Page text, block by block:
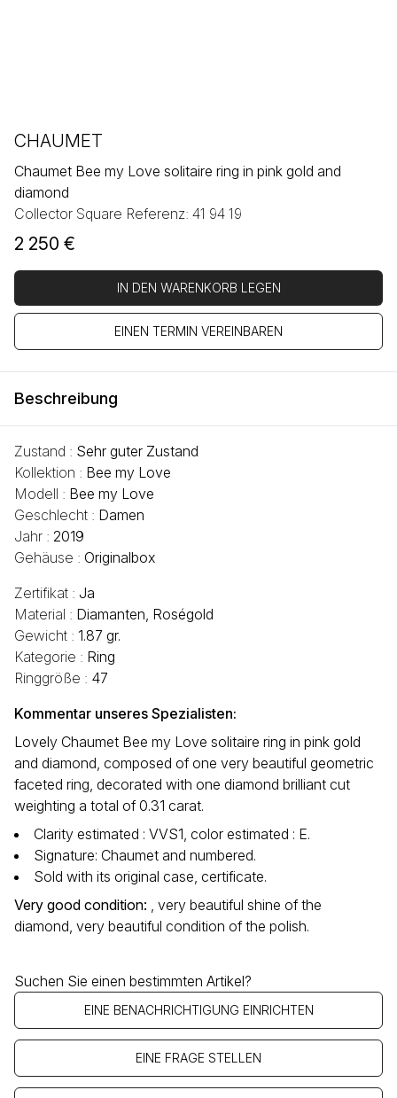
CHAUMET
Chaumet Bee my Love solitaire ring in pink gold and
diamond
Collector Square Referenz: 41 94 19
2 250 €
IN DEN WARENKORB LEGEN
EINEN TERMIN VEREINBAREN
Beschreibung
Zustand : Sehr guter Zustand
Kollektion : Bee my Love
Modell : Bee my Love
Geschlecht : Damen
Jahr : 2019
Gehäuse : Originalbox
Zertifikat : Ja
Material : Diamanten, Roségold
Gewicht : 1.87 gr.
Kategorie : Ring
Ringgröße : 47
Kommentar unseres Spezialisten:
Lovely Chaumet Bee my Love solitaire ring in pink gold
and diamond, composed of one very beautiful geometric
faceted ring, decorated with one diamond brilliant cut
weighting a total of 0.31 carat.
Clarity estimated : VVS1, color estimated : E.
Signature: Chaumet and numbered.
Sold with its original case, certificate.
Very good condition: , very beautiful shine of the
diamond, very beautiful condition of the polish.
Suchen Sie einen bestimmten Artikel?
EINE BENACHRICHTIGUNG EINRICHTEN
EINE FRAGE STELLEN